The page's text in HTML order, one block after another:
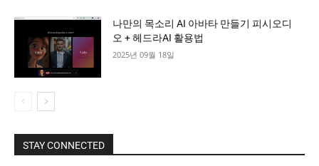
나만의 목소리 AI 아바타 만들기 피시오디
오 + 헤드라AI 활용법
2025년 09월 18일
STAY CONNECTED